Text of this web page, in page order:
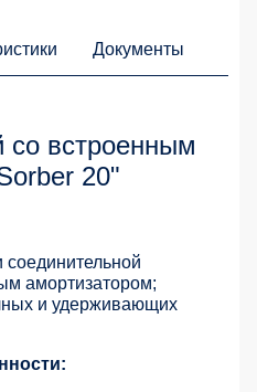
Документы
со встроенным
20"
амортизатором;
и удерживающих